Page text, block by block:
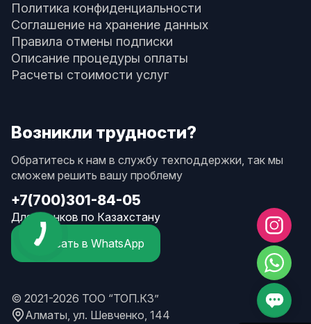
Политика конфиденциальности
Соглашение на хранение данных
Правила отмены подписки
Описание процедуры оплаты
Расчеты стоимости услуг
Возникли трудности?
Обратитесь к нам в службу техподдержки, так мы
сможем решить вашу проблему
+7(700)301-84-05
Для звонков по Казахстану
Написать в WhatsApp
© 2021-2026 ТОО “ТОП.КЗ”
Алматы, ул. Шевченко, 144